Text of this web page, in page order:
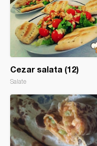
Cezar salata (12)
Salate